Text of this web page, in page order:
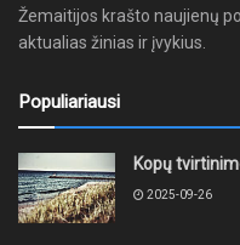
Žemaitijos krašto naujienų
aktualias žinias ir įvykius.
Populiariausi
Kopų
2025-09-26